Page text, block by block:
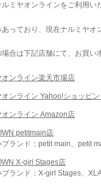
ルミヤオンラインをご利用い
あっており、現在ナルミヤオ
合は下記店舗にて、お買い
オンライン楽天市場店
ンライン Yahoo!ショッピ
オンライン Amazon店
petitmain店
ブランド：petit main、petit
X-girl Stages店
ブランド：X-girl Stages、